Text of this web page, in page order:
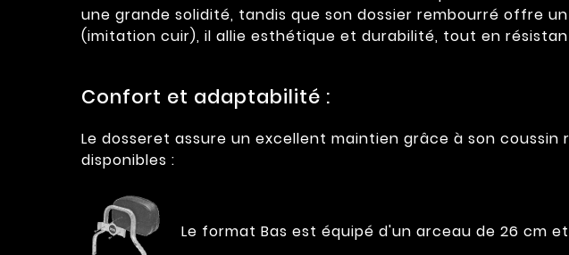
une grande solidité, tandis que son dossier rembourré offre
(imitation cuir), il allie esthétique et durabilité, tout en
Confort et adaptabilité :
Le dosseret assure un excellent maintien grâce à son
disponibles :
Le format Bas est équipé d'un arceau de 26 cm